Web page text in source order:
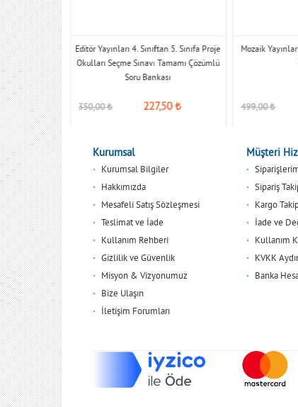
Türkçe Fasikül
₺
Editör Yayınları 4. Sınıftan 5. Sınıfa Proje
Okulları Seçme Sınavı Tamamı Çözümlü
Soru Bankası
350,00₺ 227,50₺
Mozaik
499,00₺
Kurumsal
Kurumsal Bilgiler
Hakkımızda
Mesafeli Satış Sözleşmesi
Teslimat ve İade
Kullanım Rehberi
Gizlilik ve Güvenlik
Misyon & Vizyonumuz
Bize Ulaşın
İletişim Forumları
Müşteri
Sipariş
Kargo
İade ve
Kullanım
KVKK
Banka